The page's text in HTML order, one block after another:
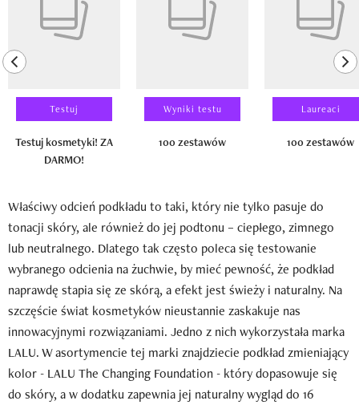
previous element
Testuj
Testuj kosmetyki! ZA
DARMO!
Wyniki testu
100 zestawów
Laureaci
100 zestawów
Właściwy odcień podkładu to taki, który nie tylko pasuje do
tonacji skóry, ale również do jej podtonu – ciepłego, zimnego
lub neutralnego. Dlatego tak często poleca się testowanie
wybranego odcienia na żuchwie, by mieć pewność, że podkład
naprawdę stapia się ze skórą, a efekt jest świeży i naturalny. Na
szczęście świat kosmetyków nieustannie zaskakuje nas
innowacyjnymi rozwiązaniami. Jedno z nich wykorzystała marka
LALU. W asortymencie tej marki znajdziecie podkład zmieniający
kolor - LALU The Changing Foundation - który dopasowuje się
do skóry, a w dodatku zapewnia jej naturalny wygląd do 16